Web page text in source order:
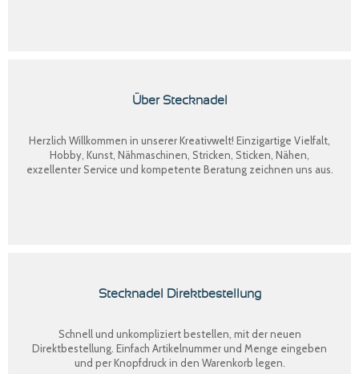
Über Stecknadel
Herzlich Willkommen in unserer Kreativwelt! Einzigartige Vielfalt,
Hobby, Kunst, Nähmaschinen, Stricken, Sticken, Nähen,
exzellenter Service und kompetente Beratung zeichnen uns aus.
Stecknadel Direktbestellung
Schnell und unkompliziert bestellen, mit der neuen
Direktbestellung . Einfach Artikelnummer und Menge eingeben
und per Knopfdruck in den Warenkorb legen.